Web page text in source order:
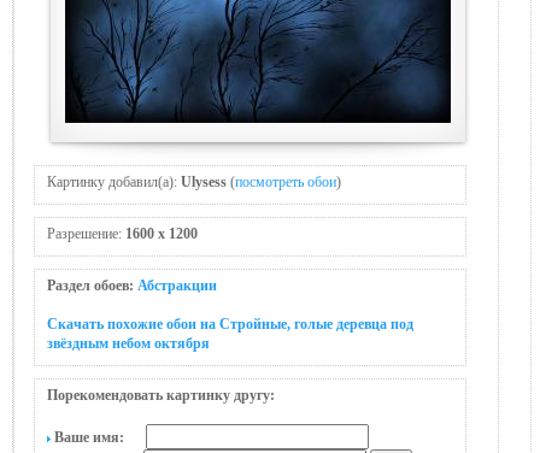
Картинку добавил(а): Ulysess (посмотреть обои)
Разрешение: 1600 x 1200
Раздел обоев: Абстракции
Скачать похожие обои на Стройные, голые деревца под
звёздным небом октября
Порекомендовать картинку другу:
Ваше имя: